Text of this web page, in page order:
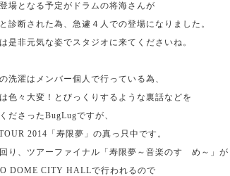
場となる予定がドラムの将海さんが
診断された為、急遽４人での登場になりました。
是非元気な姿でスタジオに来てくださいね。
洗濯はメンバー個人で行っている為、
色々大変！とびっくりするような裏話などを
ださったBugLugですが、
2014 「寿限夢」の真っ只中です。
り、ツアーファイナル「寿限夢～音楽のすゝめ～」が
DOME CITY HALLで行われるので